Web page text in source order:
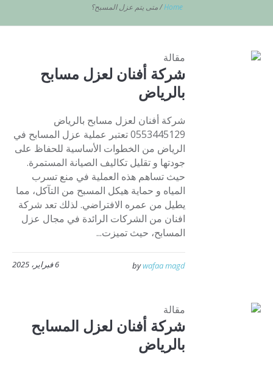
Home
/متى يتم عزل المسبح؟
مقالة
شركة أفنان لعزل مسابح
بالرياض
شركة أفنان لعزل مسابح بالرياض
0553445129 تعتبر عملية عزل المسابح في
الرياض من الخطوات الأساسية للحفاظ على
جودتها و تقليل تكاليف الصيانة المستمرة.
حيث تساهم هذه العملية في منع تسرب
المياه و حماية هيكل المسبح من التآكل، مما
يطيل من عمره الافتراضي. لذلك تعد شركة
افنان من الشركات الرائدة في مجال عزل
المسابح، حيث تميزت...
6 فبراير، 2025 bywafaa magd
مقالة
شركة أفنان لعزل المسابح
بالرياض